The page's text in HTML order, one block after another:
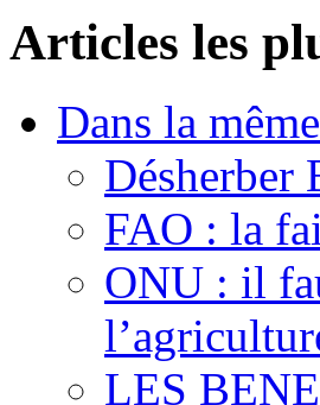
Articles les
Dans la
Désherber
FAO : la
ONU : il
LES